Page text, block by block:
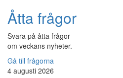
Åtta frågor
Svara på åtta frågor
om veckans nyheter.
Gå till frågorna
4 augusti 2026